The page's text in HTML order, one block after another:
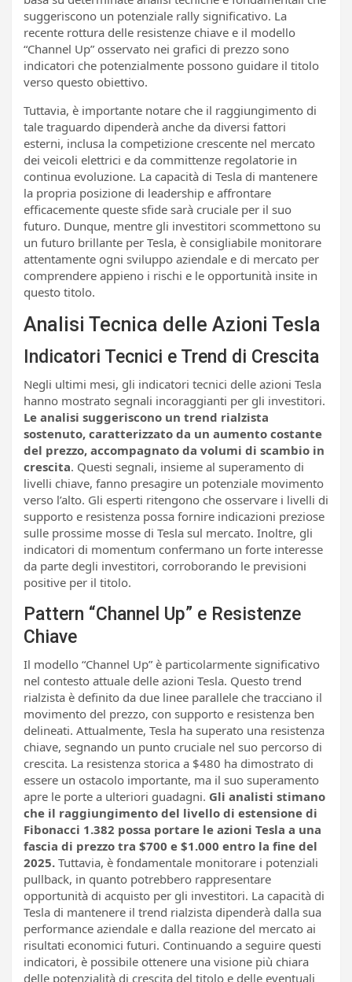
suggeriscono un potenziale rally significativo. La
recente rottura delle resistenze chiave e il modello
“Channel Up” osservato nei grafici di prezzo sono
indicatori che potenzialmente possono guidare il titolo
verso questo obiettivo.
Tuttavia, è importante notare che il raggiungimento di
tale traguardo dipenderà anche da diversi fattori
esterni, inclusa la competizione crescente nel mercato
dei veicoli elettrici e da committenze regolatorie in
continua evoluzione. La capacità di Tesla di mantenere
la propria posizione di leadership e affrontare
efficacemente queste sfide sarà cruciale per il suo
futuro. Dunque, mentre gli investitori scommettono su
un futuro brillante per Tesla, è consigliabile monitorare
attentamente ogni sviluppo aziendale e di mercato per
comprendere appieno i rischi e le opportunità insite in
questo titolo.
Analisi Tecnica delle Azioni Tesla
Indicatori Tecnici e Trend di Crescita
Negli ultimi mesi, gli indicatori tecnici delle azioni Tesla
hanno mostrato segnali incoraggianti per gli investitori.
Le analisi suggeriscono un trend rialzista
sostenuto, caratterizzato da un aumento costante
del prezzo, accompagnato da volumi di scambio in
crescita. Questi segnali, insieme al superamento di
livelli chiave, fanno presagire un potenziale movimento
verso l’alto. Gli esperti ritengono che osservare i livelli di
supporto e resistenza possa fornire indicazioni preziose
sulle prossime mosse di Tesla sul mercato. Inoltre, gli
indicatori di momentum confermano un forte interesse
da parte degli investitori, corroborando le previsioni
positive per il titolo.
Pattern “Channel Up” e Resistenze
Chiave
Il modello “Channel Up” è particolarmente significativo
nel contesto attuale delle azioni Tesla. Questo trend
rialzista è definito da due linee parallele che tracciano il
movimento del prezzo, con supporto e resistenza ben
delineati. Attualmente, Tesla ha superato una resistenza
chiave, segnando un punto cruciale nel suo percorso di
crescita. La resistenza storica a $480 ha dimostrato di
essere un ostacolo importante, ma il suo superamento
apre le porte a ulteriori guadagni. Gli analisti stimano
che il raggiungimento del livello di estensione di
Fibonacci 1.382 possa portare le azioni Tesla a una
fascia di prezzo tra $700 e $1.000 entro la fine del
2025. Tuttavia, è fondamentale monitorare i potenziali
pullback, in quanto potrebbero rappresentare
opportunità di acquisto per gli investitori. La capacità di
Tesla di mantenere il trend rialzista dipenderà dalla sua
performance aziendale e dalla reazione del mercato ai
risultati economici futuri. Continuando a seguire questi
indicatori, è possibile ottenere una visione più chiara
delle potenzialità di crescita del titolo e delle eventuali